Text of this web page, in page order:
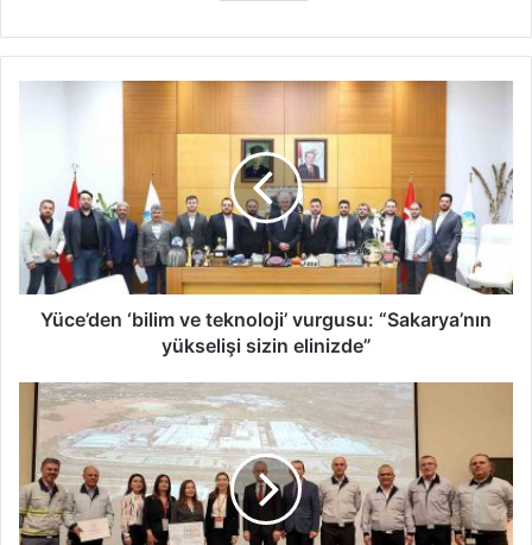
teknoloji’
vurgusu:
“Sakarya’nın
yükselişi
sizin
elinizde”
Yüce’den ‘bilim ve teknoloji’ vurgusu: “Sakarya’nın
yükselişi sizin elinizde”
Beslenme
dostu
işyerlerine
Toyota’da
katıldı